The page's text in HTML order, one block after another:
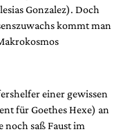
Gonzalez). Doch
kommt man
einer gewissen
für Goethes Hexe) an
noch saß Faust im